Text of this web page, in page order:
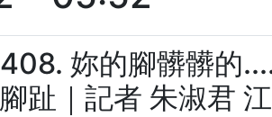
妳的腳髒髒的
趾｜記者 朱淑君